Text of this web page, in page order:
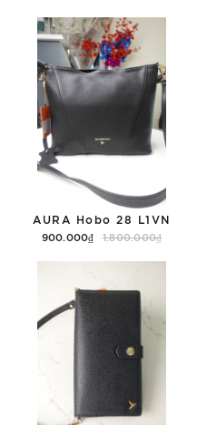
Tùy chọn
AURA Hobo 28 L1VN
900.000₫ 1.800.000₫